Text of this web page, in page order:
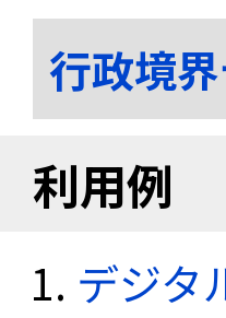
行政境
利用例
デジタ